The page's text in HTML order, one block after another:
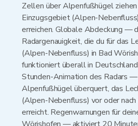
Zellen über Alpenfußhügel
Einzugsgebiet (Alpen-
erreichen. Globale Abdeckung —
Radargenauigkeit, die du für das
(Alpen-Nebenfluss) in Bad
funktioniert überall in
Stunden-Animation des Radars
Alpenfußhügel überquert, das
(Alpen-Nebenfluss) vor oder
erreicht. Regenwarnungen für